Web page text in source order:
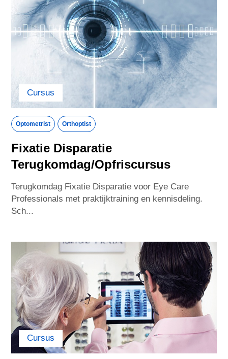
Cursus
Optometrist Orthoptist
Fixatie Disparatie
Terugkomdag/Opfriscursus
Terugkomdag Fixatie Disparatie voor Eye Care
Professionals met praktijktraining en kennisdeling.
Sch...
Cursus